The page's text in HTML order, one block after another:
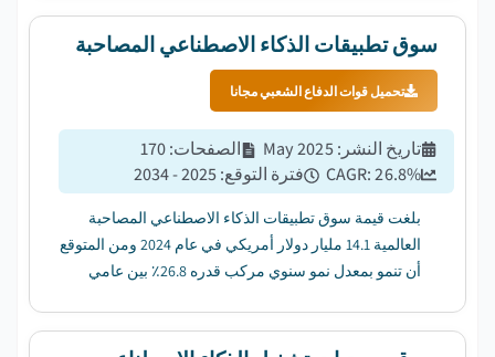
سوق تطبيقات الذكاء الاصطناعي المصاحبة
تحميل قوات الدفاع الشعبي مجانا
تاريخ النشر :
May 2025 الصفحات:
170
CAGR:26.8% فترة التوقع:
2025 - 2034
بلغت قيمة سوق تطبيقات الذكاء الاصطناعي المصاحبة
العالمية 14.1 مليار دولار أمريكي في عام 2024 ومن المتوقع
أن تنمو بمعدل نمو سنوي مركب قدره 26.8٪ بين عامي